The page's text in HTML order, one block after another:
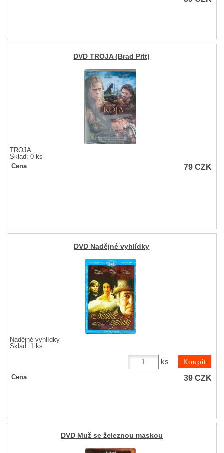
DVD TROJA (Brad Pitt)
TROJA
Sklad: 0 ks
Cena
79CZK
DVD Nadějné vyhlídky
Nadějné vyhlídky
Sklad: 1 ks
ks
Cena 39CZK
DVD Muž se železnou maskou